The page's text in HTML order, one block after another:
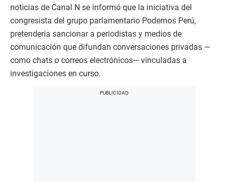
noticias de Canal N se informó que la iniciativa del
congresista del grupo parlamentario Podemos Perú,
pretendería sancionar a periodistas y medios de
comunicación que difundan conversaciones privadas —
como chats o correos electrónicos— vinculadas a
investigaciones en curso.